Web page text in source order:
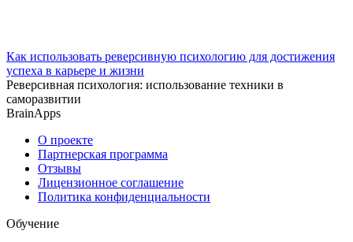
Как использовать реверсивную психологию для достижения
успеха в карьере и жизни
Реверсивная психология: использование техники в
саморазвитии
BrainApps
О проекте
Партнерская программа
Отзывы
Лицензионное соглашение
Политика конфиденциальности
Обучение